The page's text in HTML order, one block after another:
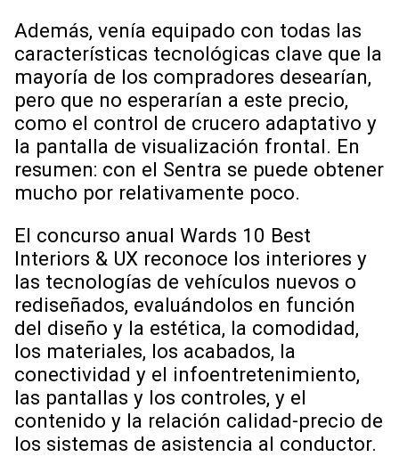
Además, venía equipado con todas las
características tecnológicas clave que la
mayoría de los compradores desearían,
pero que no esperarían a este precio,
como el control de crucero adaptativo y
la pantalla de visualización frontal. En
resumen: con el Sentra se puede obtener
mucho por relativamente poco.
El concurso anual Wards 10 Best
Interiors & UX reconoce los interiores y
las tecnologías de vehículos nuevos o
rediseñados, evaluándolos en función
del diseño y la estética, la comodidad,
los materiales, los acabados, la
conectividad y el infoentretenimiento,
las pantallas y los controles, y el
contenido y la relación calidad-precio de
los sistemas de asistencia al conductor.